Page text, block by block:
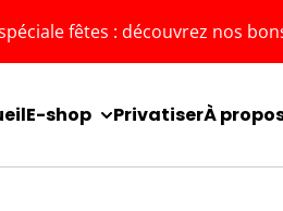
fêtes : découvrez nos
E-shop PrivatiserÀ